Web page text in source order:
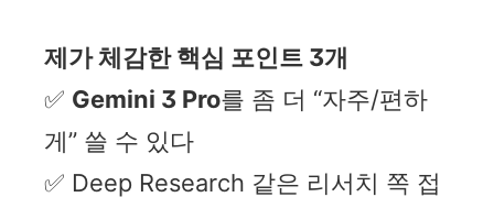
제가 체감한 핵심 포인트 3개
✅ Gemini 3 Pro를 좀 더 “자주/편하
게” 쓸 수 있다
✅ Deep Research 같은 리서치 쪽 접